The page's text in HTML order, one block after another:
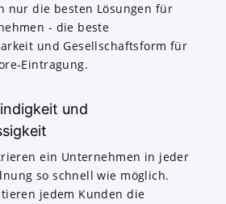
nur die besten Lösungen für
- die beste
und Gesellschaftsform für
Eintragung.
und
ein Unternehmen in jeder
so schnell wie möglich.
jedem Kunden die